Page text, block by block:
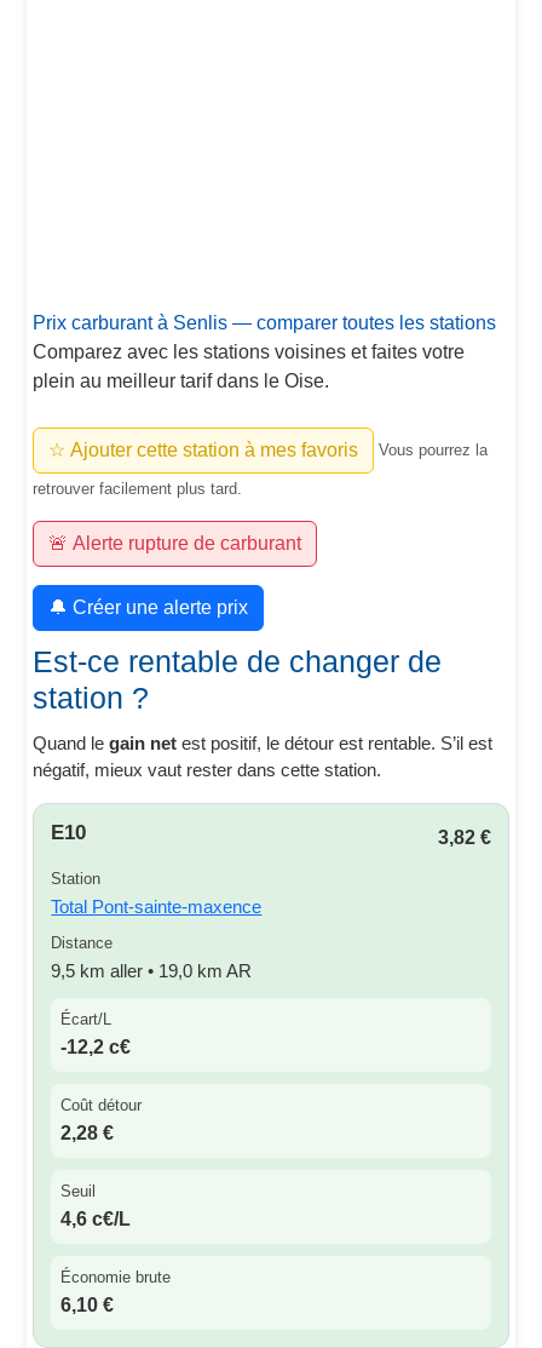
Prix carburant à Senlis — comparer toutes les stations
Comparez avec les stations voisines et faites votre
plein au meilleur tarif dans le Oise.
☆ Ajouter cette station à mes favoris Vous pourrez la
retrouver facilement plus tard.
🚨 Alerte rupture de carburant
🔔 Créer une alerte prix
Est-ce rentable de changer de
station ?
Quand legain net est positif, le détour est rentable. S’il est
négatif, mieux vaut rester dans cette station.
E10 3,82 €
Station
Total Pont-sainte-maxence
Distance
9,5 km aller • 19,0 km AR
Écart/L
-12,2 c€
Coût détour
2,28 €
Seuil
4,6 c€/L
Économie brute
6,10 €